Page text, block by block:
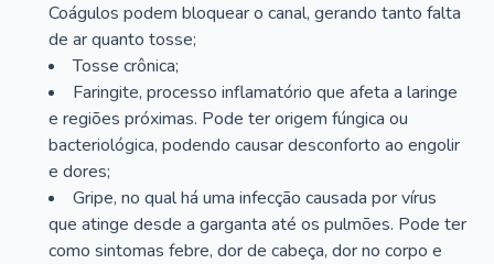
Coágulos podem bloquear o canal, gerando tanto falta
de ar quanto tosse;
Tosse crônica;
Faringite, processo inflamatório que afeta a laringe
e regiões próximas. Pode ter origem fúngica ou
bacteriológica, podendo causar desconforto ao engolir
e dores;
Gripe, no qual há uma infecção causada por vírus
que atinge desde a garganta até os pulmões. Pode ter
como sintomas febre, dor de cabeça, dor no corpo e